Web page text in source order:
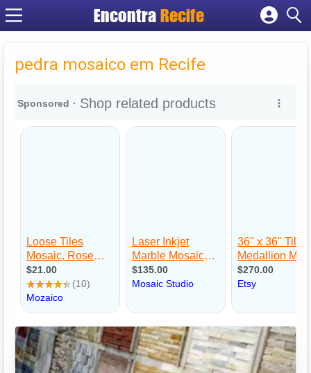
Encontra Recife
Cadastrar empresa
Criar conta
pedra mosaico em Recife